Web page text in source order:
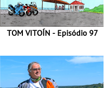
TOM VITOÍN - Episódio 97